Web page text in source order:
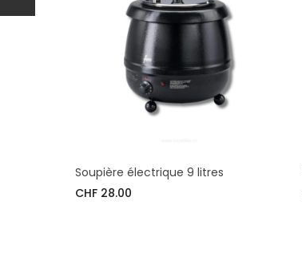
Soupière électrique 9 litres
CHF 28.00